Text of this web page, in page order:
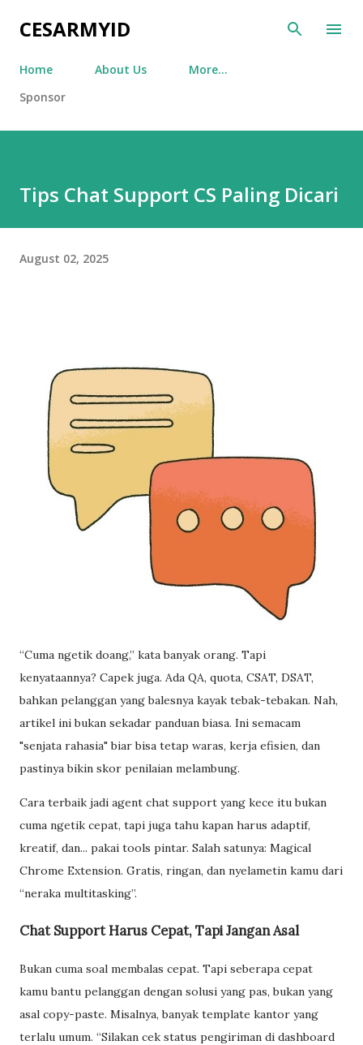
Skip to main content
CESARMYID
Home About Us
More…
Sponsor
Tips Chat Support CS Paling Dicari
August 02, 2025
“Cuma ngetik doang,” kata banyak orang. Tapi
kenyataannya? Capek juga. Ada QA, quota, CSAT, DSAT,
bahkan pelanggan yang balesnya kayak tebak-tebakan. Nah,
artikel ini bukan sekadar panduan biasa. Ini semacam
"senjata rahasia" biar bisa tetap waras, kerja efisien, dan
pastinya bikin skor penilaian melambung.
Cara terbaik jadi agent chat support yang kece itu bukan
cuma ngetik cepat, tapi juga tahu kapan harus adaptif,
kreatif, dan... pakai tools pintar. Salah satunya: Magical
Chrome Extension. Gratis, ringan, dan nyelametin kamu dari
“neraka multitasking”.
Chat Support Harus Cepat, Tapi Jangan Asal
Bukan cuma soal membalas cepat. Tapi seberapa cepat
kamu bantu pelanggan dengan solusi yang pas, bukan yang
asal copy-paste. Misalnya, banyak template kantor yang
terlalu umum. “Silakan cek status pengiriman di dashboard